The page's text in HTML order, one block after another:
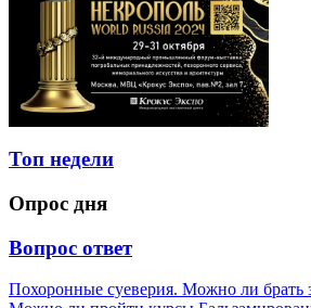
Топ недели
Опрос дня
Вопрос ответ
Похоронные суеверия. Можно ли брать